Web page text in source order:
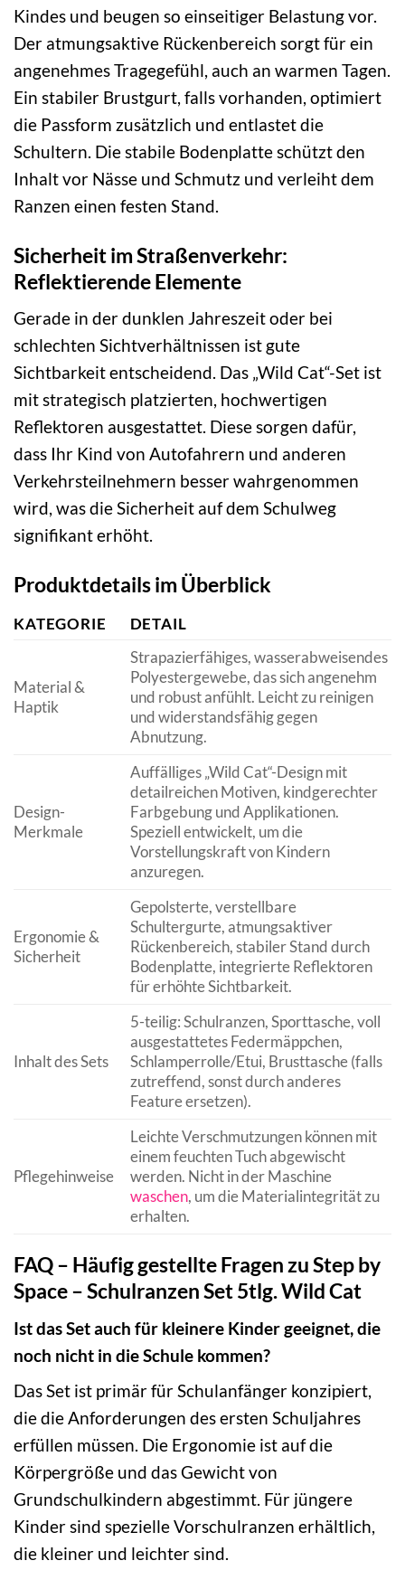
Kindes und beugen so einseitiger Belastung vor.
Der atmungsaktive Rückenbereich sorgt für ein
angenehmes Tragegefühl, auch an warmen Tagen.
Ein stabiler Brustgurt, falls vorhanden, optimiert
die Passform zusätzlich und entlastet die
Schultern. Die stabile Bodenplatte schützt den
Inhalt vor Nässe und Schmutz und verleiht dem
Ranzen einen festen Stand.
Sicherheit im Straßenverkehr:
Reflektierende Elemente
Gerade in der dunklen Jahreszeit oder bei
schlechten Sichtverhältnissen ist gute
Sichtbarkeit entscheidend. Das „Wild Cat“-Set ist
mit strategisch platzierten, hochwertigen
Reflektoren ausgestattet. Diese sorgen dafür,
dass Ihr Kind von Autofahrern und anderen
Verkehrsteilnehmern besser wahrgenommen
wird, was die Sicherheit auf dem Schulweg
signifikant erhöht.
Produktdetails im Überblick
KATEGORIE DETAIL
Material &
Haptik
Strapazierfähiges, wasserabweisendes
Polyestergewebe, das sich angenehm
und robust anfühlt. Leicht zu reinigen
und widerstandsfähig gegen
Abnutzung.
Design-
Merkmale
Auffälliges „Wild Cat“-Design mit
detailreichen Motiven, kindgerechter
Farbgebung und Applikationen.
Speziell entwickelt, um die
Vorstellungskraft von Kindern
anzuregen.
Ergonomie &
Sicherheit
Gepolsterte, verstellbare
Schultergurte, atmungsaktiver
Rückenbereich, stabiler Stand durch
Bodenplatte, integrierte Reflektoren
für erhöhte Sichtbarkeit.
Inhalt des Sets
5-teilig: Schulranzen, Sporttasche, voll
ausgestattetes Federmäppchen,
Schlamperrolle/Etui, Brusttasche (falls
zutreffend, sonst durch anderes
Feature ersetzen).
Pflegehinweise
Leichte Verschmutzungen können mit
einem feuchten Tuch abgewischt
werden. Nicht in der Maschine
waschen, um die Materialintegrität zu
erhalten.
FAQ – Häufig gestellte Fragen zu Step by
Space – Schulranzen Set 5tlg. Wild Cat
Ist das Set auch für kleinere Kinder geeignet, die
noch nicht in die Schule kommen?
Das Set ist primär für Schulanfänger konzipiert,
die die Anforderungen des ersten Schuljahres
erfüllen müssen. Die Ergonomie ist auf die
Körpergröße und das Gewicht von
Grundschulkindern abgestimmt. Für jüngere
Kinder sind spezielle Vorschulranzen erhältlich,
die kleiner und leichter sind.